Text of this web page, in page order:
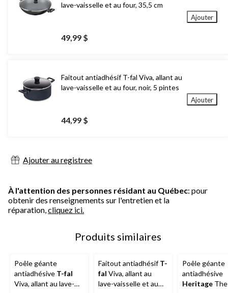
lave-vaisselle et au four, 35,5 cm
49,99 $
Ajouter
Faitout antiadhésif T-fal Viva, allant au
lave-vaisselle et au four, noir, 5 pintes
44,99 $
Ajouter
Ajouter au registree
À l'attention des personnes résidant au Québec: pour
obtenir des renseignements sur l'entretien et la
réparation,cliquez ici.
Produits similaires
Poêle géante
antiadhésive T-fal
Viva, allant au lave-
Faitout antiadhésifT-
fal Viva, allant au
lave-vaisselle et au
Poêle géante
antiadhésive
Heritage